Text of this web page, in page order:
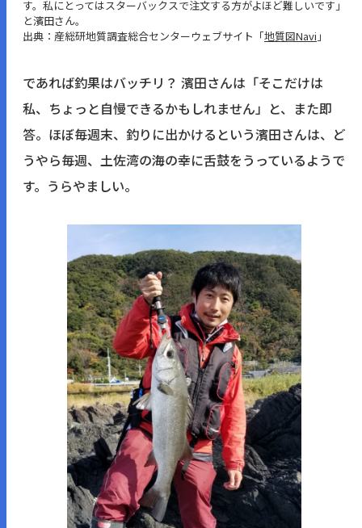
す。私にとってはスターバックスで注文する方がよほど難しいです」
と濱田さん。
出典：産総研地質調査総合センターウェブサイト「地質図Navi 」
であれば釣果はバッチリ？ 濱田さんは「そこだけは
私、ちょっと自慢できるかもしれません」と、また即
答。ほぼ毎週末、釣りに出かけるという濱田さんは、ど
うやら毎週、土佐湾の海の幸に舌鼓をうっているようで
す。うらやましい。